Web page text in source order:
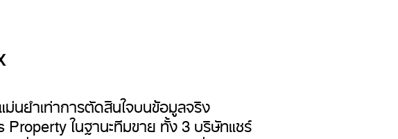
นยำเท่าการตัดสินใจบนข้อมูลจริง
ในฐานะทีมขาย ทั้ง 3 บริษัทแชร์